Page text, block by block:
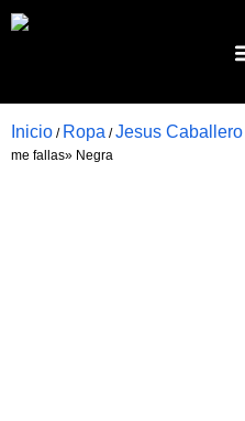
Inicio / Ropa /Jesus Caballero
me fallas» Negra